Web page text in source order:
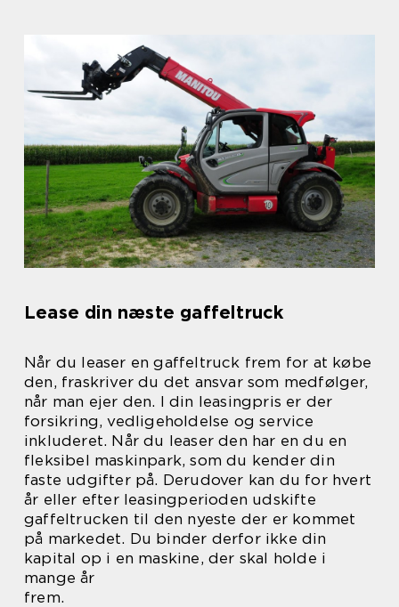
Lease din næste gaffeltruck
Når du leaser en gaffeltruck frem for at købe
den, fraskriver du det ansvar som medfølger,
når man ejer den. I din leasingpris er der
forsikring, vedligeholdelse og service
inkluderet. Når du leaser den har en du en
fleksibel maskinpark, som du kender din
faste udgifter på. Derudover kan du for hvert
år eller efter leasingperioden udskifte
gaffeltrucken til den nyeste der er kommet
på markedet. Du binder derfor ikke din
kapital op i en maskine, der skal holde i
mange år
frem.